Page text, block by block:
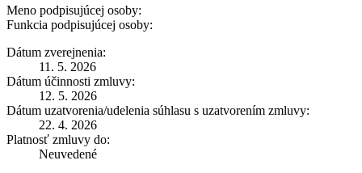
Meno podpisujúcej osoby:
Funkcia podpisujúcej osoby:
Dátum zverejnenia:
11. 5. 2026
Dátum účinnosti zmluvy:
12. 5. 2026
Dátum uzatvorenia/udelenia súhlasu s uzatvorením zmluvy:
22. 4. 2026
Platnosť zmluvy do:
Neuvedené